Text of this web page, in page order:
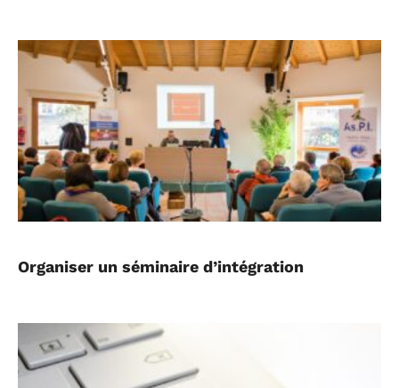
Organiser un séminaire d’intégration